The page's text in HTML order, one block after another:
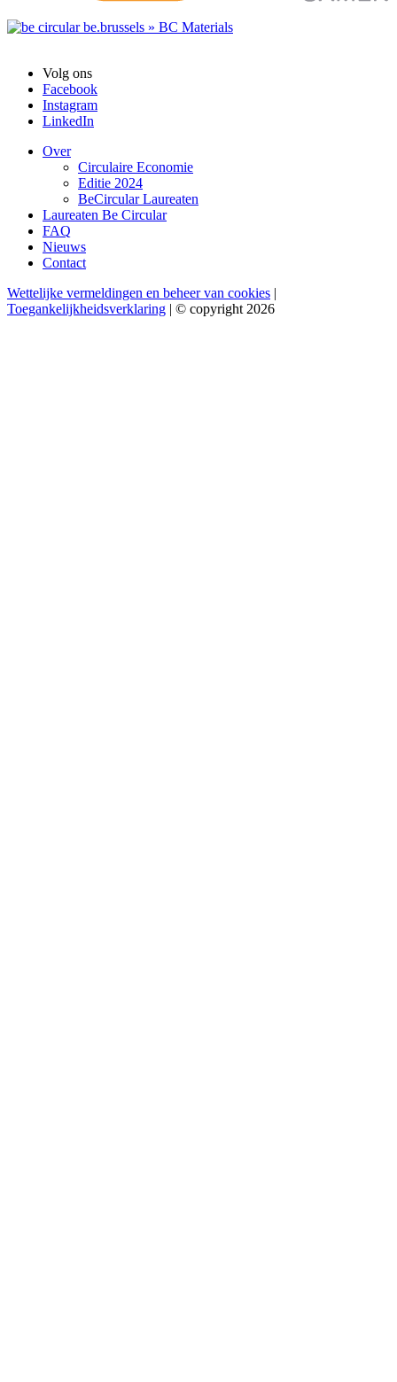
Volg ons
Facebook
Instagram
LinkedIn
Over
Circulaire Economie
Editie 2024
BeCircular Laureaten
Laureaten Be Circular
FAQ
Nieuws
Contact
Wettelijke vermeldingen en beheer van cookies |
Toegankelijkheidsverklaring | © copyright 2026